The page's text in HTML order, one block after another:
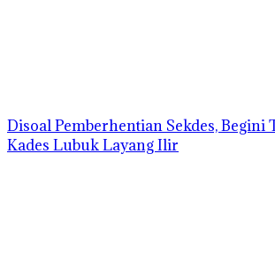
Disoal Pemberhentian Sekdes, Begini
Kades Lubuk Layang Ilir